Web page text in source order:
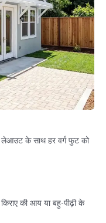
लेआउट के साथ हर वर्ग फुट को
की आय या बहु-पीढ़ी के